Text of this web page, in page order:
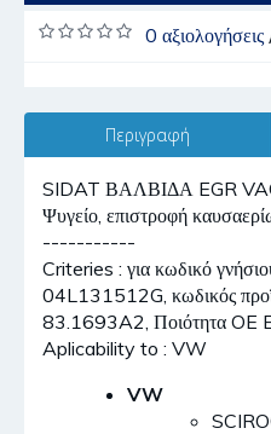
0 αξιολογήσεις
Περιγραφή
SIDAT ΒΑΛΒΙΔΑ EGR
Ψυγείο, επιστροφή
-----------
Criteries : για κωδικό
04L131512G, κωδικός
83.1693A2, Ποιότητα OE
Aplicability to : VW
VW